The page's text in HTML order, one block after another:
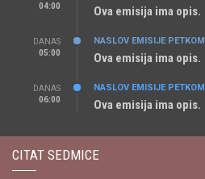
04:00
Ova emisija ima opis.
DANAS
05:00
NASLOV EMISIJE PETKOM
Ova emisija ima opis.
DANAS
06:00
NASLOV EMISIJE PETKOM
Ova emisija ima opis.
CITAT SEDMICE